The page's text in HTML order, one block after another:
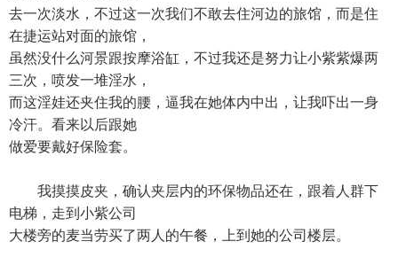
去一次淡水，不过这一次我们不敢去住河边的旅馆，而是住
在捷运站对面的旅馆，
虽然没什么河景跟按摩浴缸，不过我还是努力让小紫紫爆两
三次，喷发一堆淫水，
而这淫娃还夹住我的腰，逼我在她体内中出，让我吓出一身
冷汗。看来以后跟她
做爱要戴好保险套。
我摸摸皮夹，确认夹层内的环保物品还在，跟着人群下
电梯，走到小紫公司
大楼旁的麦当劳买了两人的午餐，上到她的公司楼层。